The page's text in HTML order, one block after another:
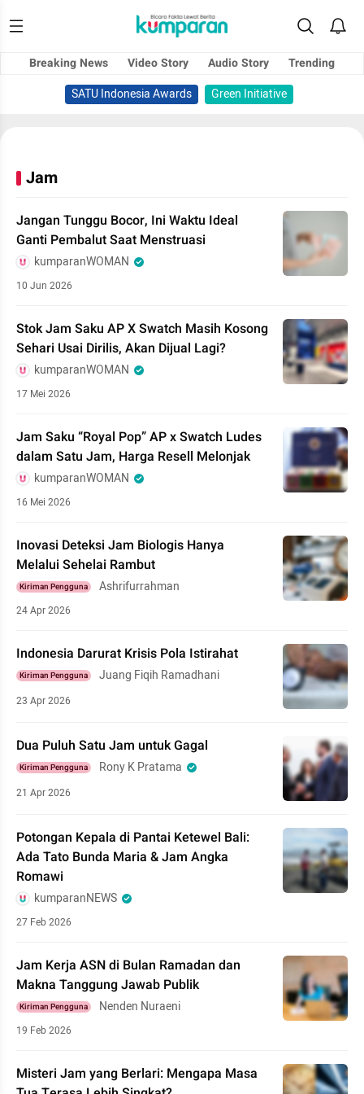
Breaking News Video Story Audio Story
Trending
SATU Indonesia Awards
Green Initiative
Jam
Jangan Tunggu Bocor, Ini Waktu Ideal
Ganti Pembalut Saat Menstruasi
kumparanWOMAN
10 Jun 2026
Stok Jam Saku AP X Swatch Masih Kosong
Sehari Usai Dirilis, Akan Dijual Lagi?
kumparanWOMAN
17 Mei 2026
Jam Saku “Royal Pop” AP x Swatch Ludes
dalam Satu Jam, Harga Resell Melonjak
kumparanWOMAN
16 Mei 2026
Inovasi Deteksi Jam Biologis Hanya
Melalui Sehelai Rambut
Kiriman Pengguna Ashrifurrahman
24 Apr 2026
Indonesia Darurat Krisis Pola Istirahat
Kiriman Pengguna Juang Fiqih Ramadhani
23 Apr 2026
Dua Puluh Satu Jam untuk Gagal
Kiriman Pengguna Rony K Pratama
21 Apr 2026
Potongan Kepala di Pantai Ketewel Bali:
Ada Tato Bunda Maria & Jam Angka
Romawi
kumparanNEWS
27 Feb 2026
Jam Kerja ASN di Bulan Ramadan dan
Makna Tanggung Jawab Publik
Kiriman Pengguna Nenden Nuraeni
19 Feb 2026
Misteri Jam yang Berlari: Mengapa Masa